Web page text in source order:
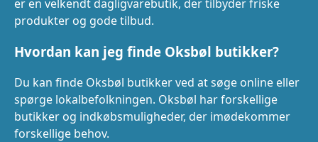
er en velkendt dagligvarebutik, der tilbyder friske
produkter og gode tilbud.
Hvordan kan jeg finde Oksbøl butikker?
Du kan finde Oksbøl butikker ved at søge online eller
spørge lokalbefolkningen. Oksbøl har forskellige
butikker og indkøbsmuligheder, der imødekommer
forskellige behov.